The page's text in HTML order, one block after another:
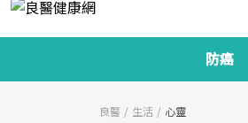
防癌
良醫 生活 心靈